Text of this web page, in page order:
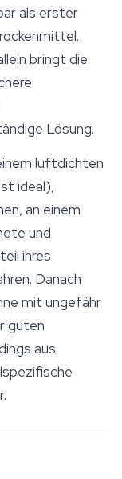
als erster
bringt die
Lösung.
luftdichten
ideal),
an einem
und
ihres
Danach
mit ungefähr
guten
aus